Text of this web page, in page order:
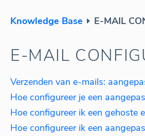
Knowledge Base E-MAIL
E-MAIL
Hoe configureer je een
Hoe configureer ik een gehoste
Hoe configureer ik een